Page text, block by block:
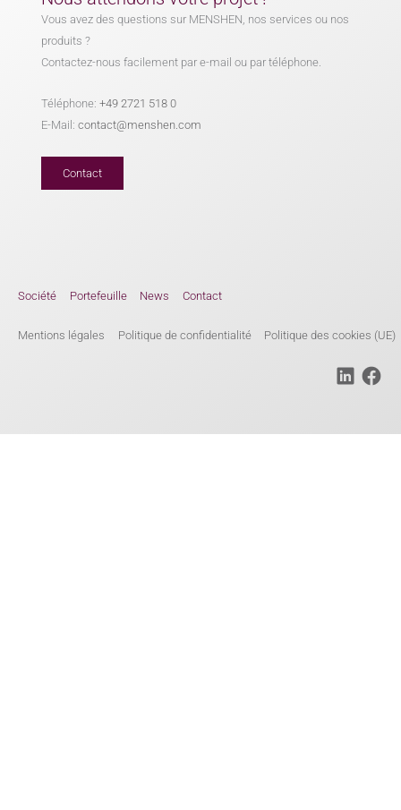
Vous avez des questions sur MENSHEN, nos services ou nos
produits ?
Contactez-nous facilement par e-mail ou par téléphone.
Téléphone:+49 2721 518 0
E-Mail:contact@menshen.com
Contact
Société Portefeuille News Contact
Mentions légales Politique de confidentialité Politique des cookies (UE)